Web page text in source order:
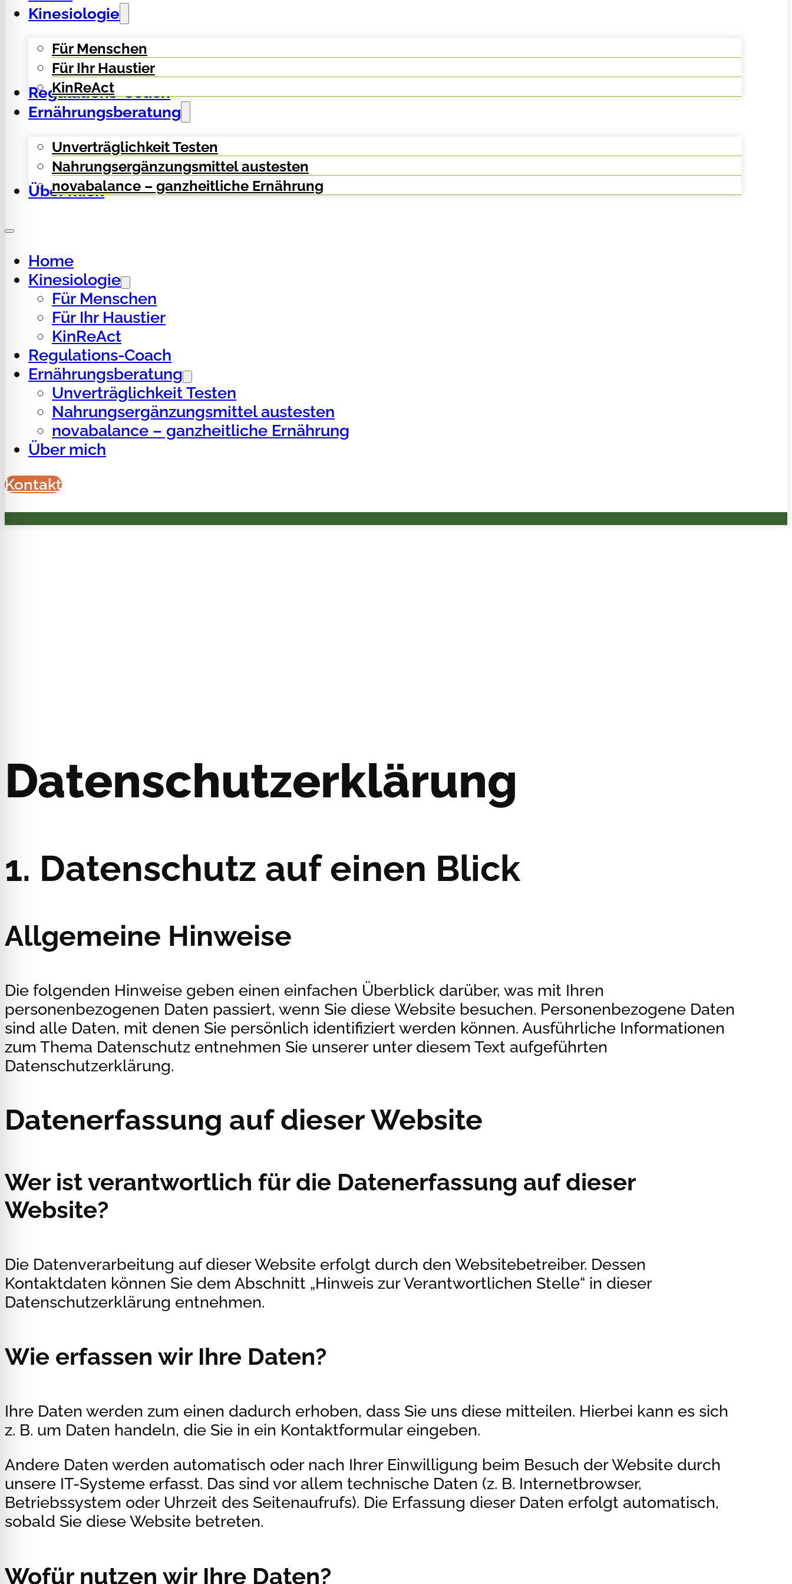
Kinesiologie
Für Menschen
Für Ihr Haustier
KinReAct
Regulations-Coach
Ernährungsberatung
Unverträglichkeit Testen
Nahrungsergänzungsmittel austesten
novabalance – ganzheitliche Ernährung
Über mich
Home
Kinesiologie
Für Menschen
Für Ihr Haustier
KinReAct
Regulations-Coach
Ernährungsberatung
Unverträglichkeit Testen
Nahrungsergänzungsmittel austesten
novabalance – ganzheitliche Ernährung
Über mich
Kontakt
Datenschutz­erklärung
1. Datenschutz auf einen Blick
Allgemeine Hinweise
Die folgenden Hinweise geben einen einfachen Überblick darüber, was mit Ihren
personenbezogenen Daten passiert, wenn Sie diese Website besuchen. Personenbezogene Daten
sind alle Daten, mit denen Sie persönlich identifiziert werden können. Ausführliche Informationen
zum Thema Datenschutz entnehmen Sie unserer unter diesem Text aufgeführten
Datenschutzerklärung.
Datenerfassung auf dieser Website
Wer ist verantwortlich für die Datenerfassung auf dieser
Website?
Die Datenverarbeitung auf dieser Website erfolgt durch den Websitebetreiber. Dessen
Kontaktdaten können Sie dem Abschnitt „Hinweis zur Verantwortlichen Stelle“ in dieser
Datenschutzerklärung entnehmen.
Wie erfassen wir Ihre Daten?
Ihre Daten werden zum einen dadurch erhoben, dass Sie uns diese mitteilen. Hierbei kann es sich
z. B. um Daten handeln, die Sie in ein Kontaktformular eingeben.
Andere Daten werden automatisch oder nach Ihrer Einwilligung beim Besuch der Website durch
unsere IT-Systeme erfasst. Das sind vor allem technische Daten (z. B. Internetbrowser,
Betriebssystem oder Uhrzeit des Seitenaufrufs). Die Erfassung dieser Daten erfolgt automatisch,
sobald Sie diese Website betreten.
Wofür nutzen wir Ihre Daten?